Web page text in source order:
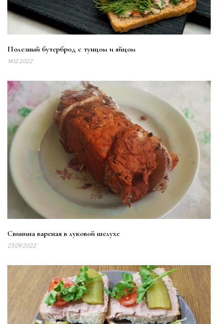
Полезный бутерброд с тунцом и яйцом
14.12.2022
Свинина вареная в луковой шелухе
23.09.2022